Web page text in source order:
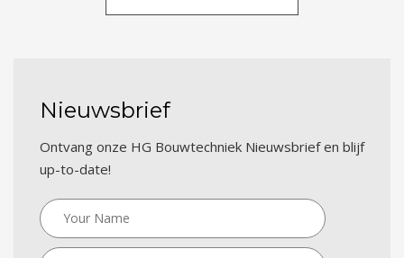
Nieuwsbrief
Ontvang onze HG Bouwtechniek Nieuwsbrief en blijf
up-to-date!